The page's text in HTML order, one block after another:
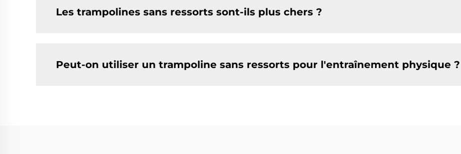
Les trampolines sans ressorts sont-ils plus chers ?
Peut-on utiliser un trampoline sans ressorts pour l'entraînement physique ?